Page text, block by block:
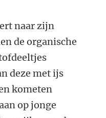
naar zijn
de organische
deze met ijs
kometen
op jonge